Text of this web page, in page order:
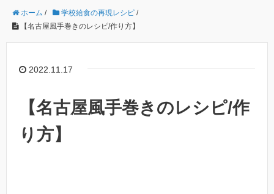
ホーム / 学校給食の再現レシピ /
【名古屋風手巻きのレシピ/作り方】
2022.11.17
【名古屋風手巻きのレシピ/作
り方】